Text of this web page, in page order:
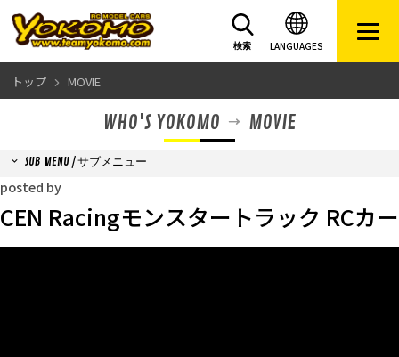
LANGUAGES
検索
トップ MOVIE
WHO'S YOKOMO MOVIE
SUB MENU / サブメニュー
posted by
CEN Racingモンスタートラック RCカー